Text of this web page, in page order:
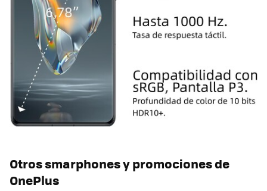
Otros smarphones y promociones de
OnePlus